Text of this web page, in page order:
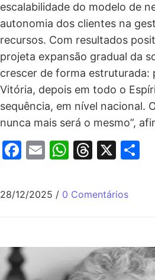
escalabilidade do modelo de
autonomia dos clientes na
recursos. Com resultados
projeta expansão gradual da
crescer de forma estruturada:
Vitória, depois em todo o
sequência, em nível nacional.
nunca mais será o mesmo”,
Facebook
EmailWhatsApp
Threads
X
28/12/2025 / 0 Comentários